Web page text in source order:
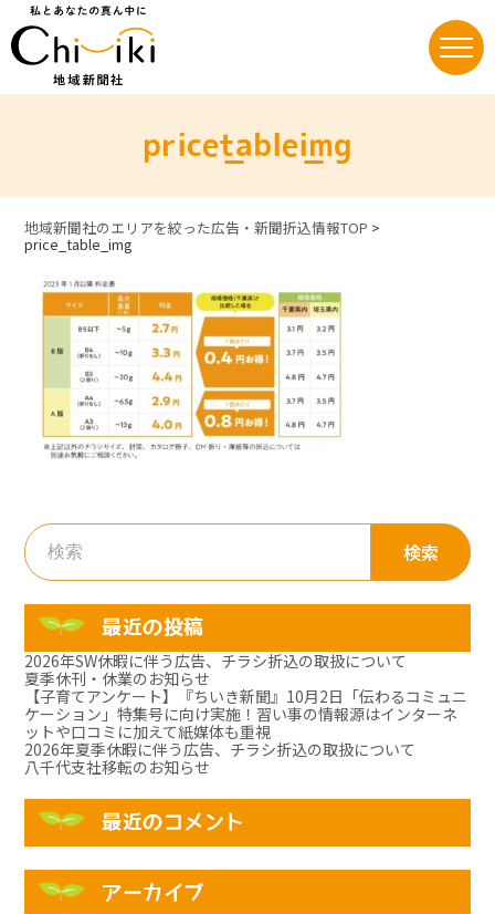
price_table_img
地域新聞社のエリアを絞った広告・新聞折込情報TOP >
price_table_img
検
索:
最近の投稿
2026年SW休暇に伴う広告、チラシ折込の取扱について
夏季休刊・休業のお知らせ
【子育てアンケート】『ちいき新聞』10月2日「伝わるコミュニ
ケーション」特集号に向け実施！習い事の情報源はインターネ
ットや口コミに加えて紙媒体も重視
2026年夏季休暇に伴う広告、チラシ折込の取扱について
八千代支社移転のお知らせ
最近のコメント
アーカイブ